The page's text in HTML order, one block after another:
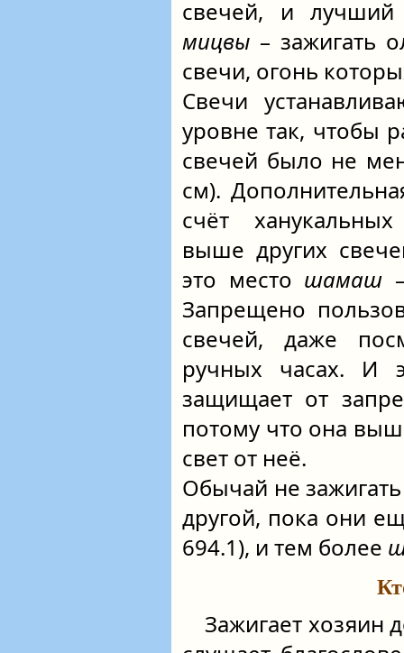
свечей, и лучший
мицвы – зажигать
свечи, огонь
Свечи
уровне так, чтобы
свечей было не
см).
счёт
выше других
это место шамаш
Запрещено
свечей, даже
ручных часах. И
защищает от
потому что она
свет от неё.
Обычай не
другой, пока они
694.1), и тем более
Зажигает хозяин